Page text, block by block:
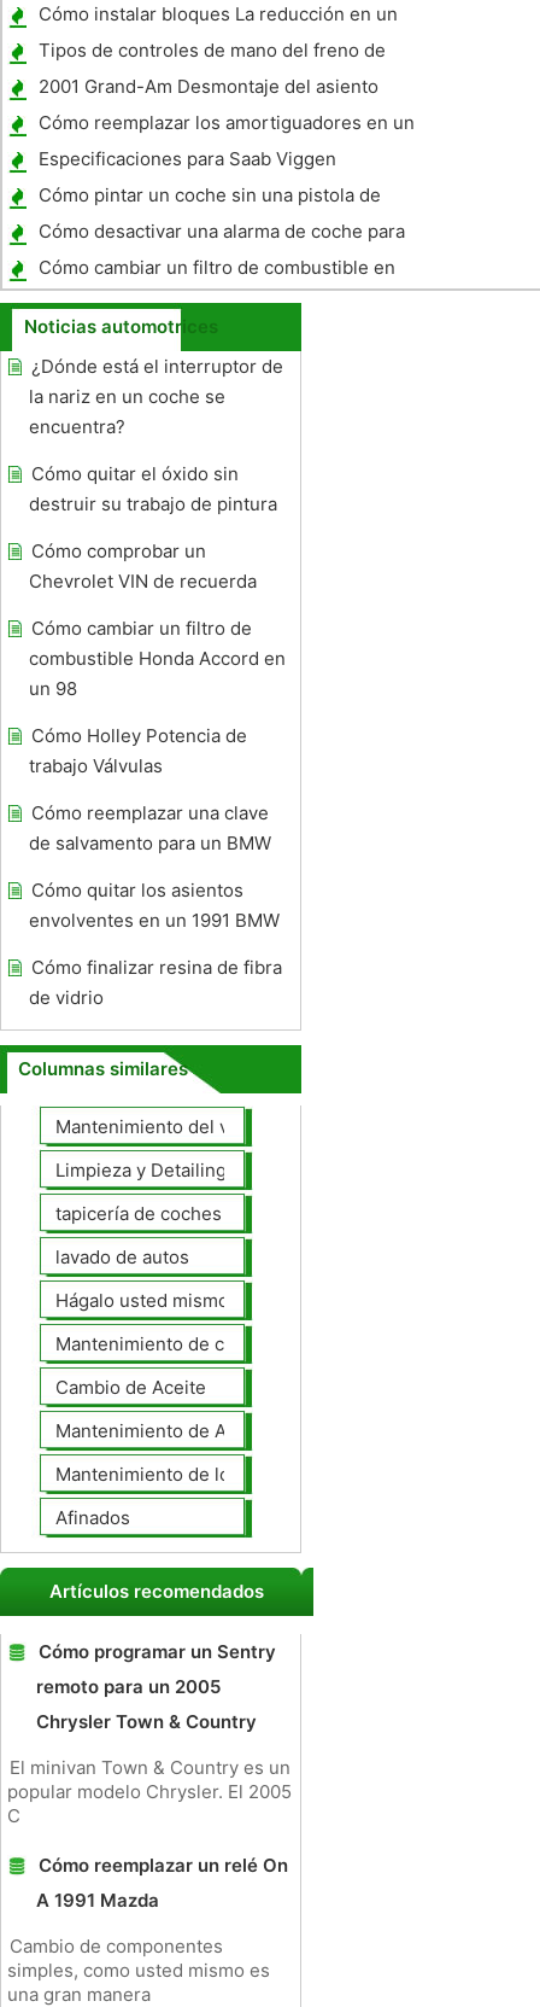
Salvaje de Nueva Jersey
Cómo instalar bloques La reducción en un
S10
Tipos de controles de mano del freno de
emergencia
2001 Grand-Am Desmontaje del asiento
trasero
Cómo reemplazar los amortiguadores en un
S10
Especificaciones para Saab Viggen
Intercoolers
Cómo pintar un coche sin una pistola de
pulverización
Cómo desactivar una alarma de coche para
cambiar la batería
Cómo cambiar un filtro de combustible en
un Chevy S10
Noticias automotrices
¿Dónde está el interruptor de
la nariz en un coche se
encuentra?
Cómo quitar el óxido sin
destruir su trabajo de pintura
Cómo comprobar un
Chevrolet VIN de recuerda
Cómo cambiar un filtro de
combustible Honda Accord en
un 98
Cómo Holley Potencia de
trabajo Válvulas
Cómo reemplazar una clave
de salvamento para un BMW
Cómo quitar los asientos
envolventes en un 1991 BMW
Cómo finalizar resina de fibra
de vidrio
Columnas similares
Mantenimiento del vehículo
Limpieza y Detailing
tapicería de coches
lavado de autos
Hágalo usted mismo Mantenimiento de Automotores
Mantenimiento de coches General
Cambio de Aceite
Mantenimiento de Automotores Profesional
Mantenimiento de los neumáticos
Afinados
Artículos recomendados
Cómo programar un Sentry
remoto para un 2005
Chrysler Town & Country
El minivan Town & Country es un
popular modelo Chrysler. El 2005
C
Cómo reemplazar un relé On
A 1991 Mazda
Cambio de componentes
simples, como usted mismo es
una gran manera